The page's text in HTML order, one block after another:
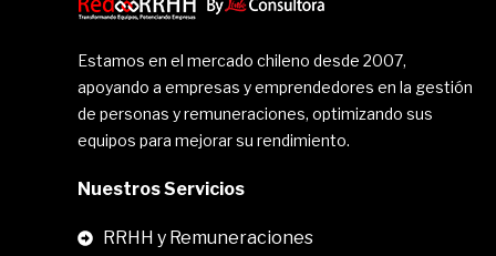
Estamos en el mercado chileno desde 2007,
apoyando a empresas y emprendedores en la gestión
de personas y remuneraciones, optimizando sus
equipos para mejorar su rendimiento.
Nuestros Servicios
RRHH y Remuneraciones